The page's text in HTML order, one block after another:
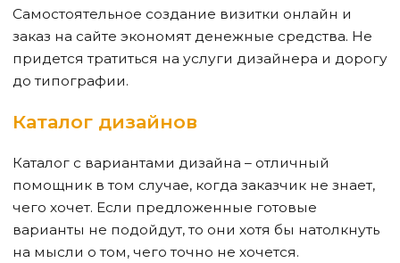
Самостоятельное создание визитки онлайн и
заказ на сайте экономят денежные средства. Не
придется тратиться на услуги дизайнера и дорогу
до типографии.
Каталог дизайнов
Каталог с вариантами дизайна – отличный
помощник в том случае, когда заказчик не знает,
чего хочет. Если предложенные готовые
варианты не подойдут, то они хотя бы натолкнуть
на мысли о том, чего точно не хочется.